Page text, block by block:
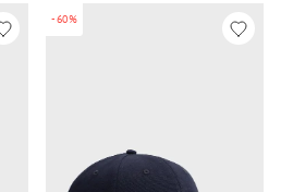
-60%